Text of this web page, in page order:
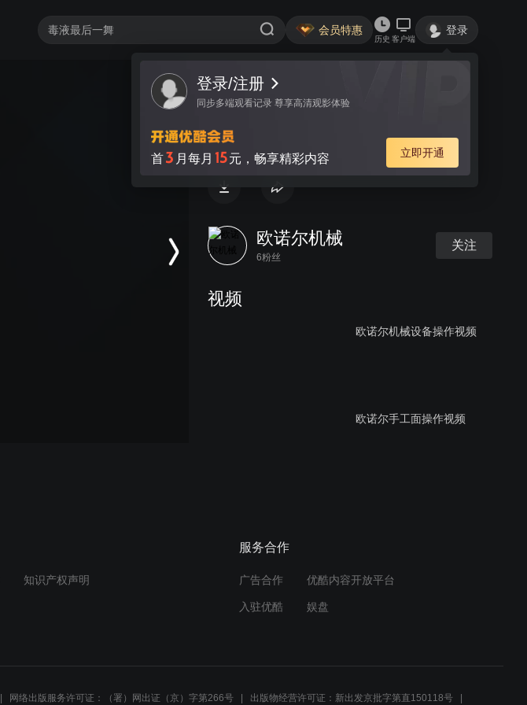
会员特惠
历史 客户端
登录
登录/注册
同步多端观看记录 尊享高清观影体验
首3 月每月 15元，畅享精彩内容 立即开通
视频 讨论
全自动拉布机
欧诺尔机械
6粉丝
关注
视频
欧诺尔机械设备操作视频
欧诺尔手工面操作视频
知识产权声明
服务合作
广告合作 优酷内容开放平台
入驻优酷 娱盘
网络出版服务许可证：（署）网出证（京）字第266号 出版物经营许可证：新出发京批字第直150118号